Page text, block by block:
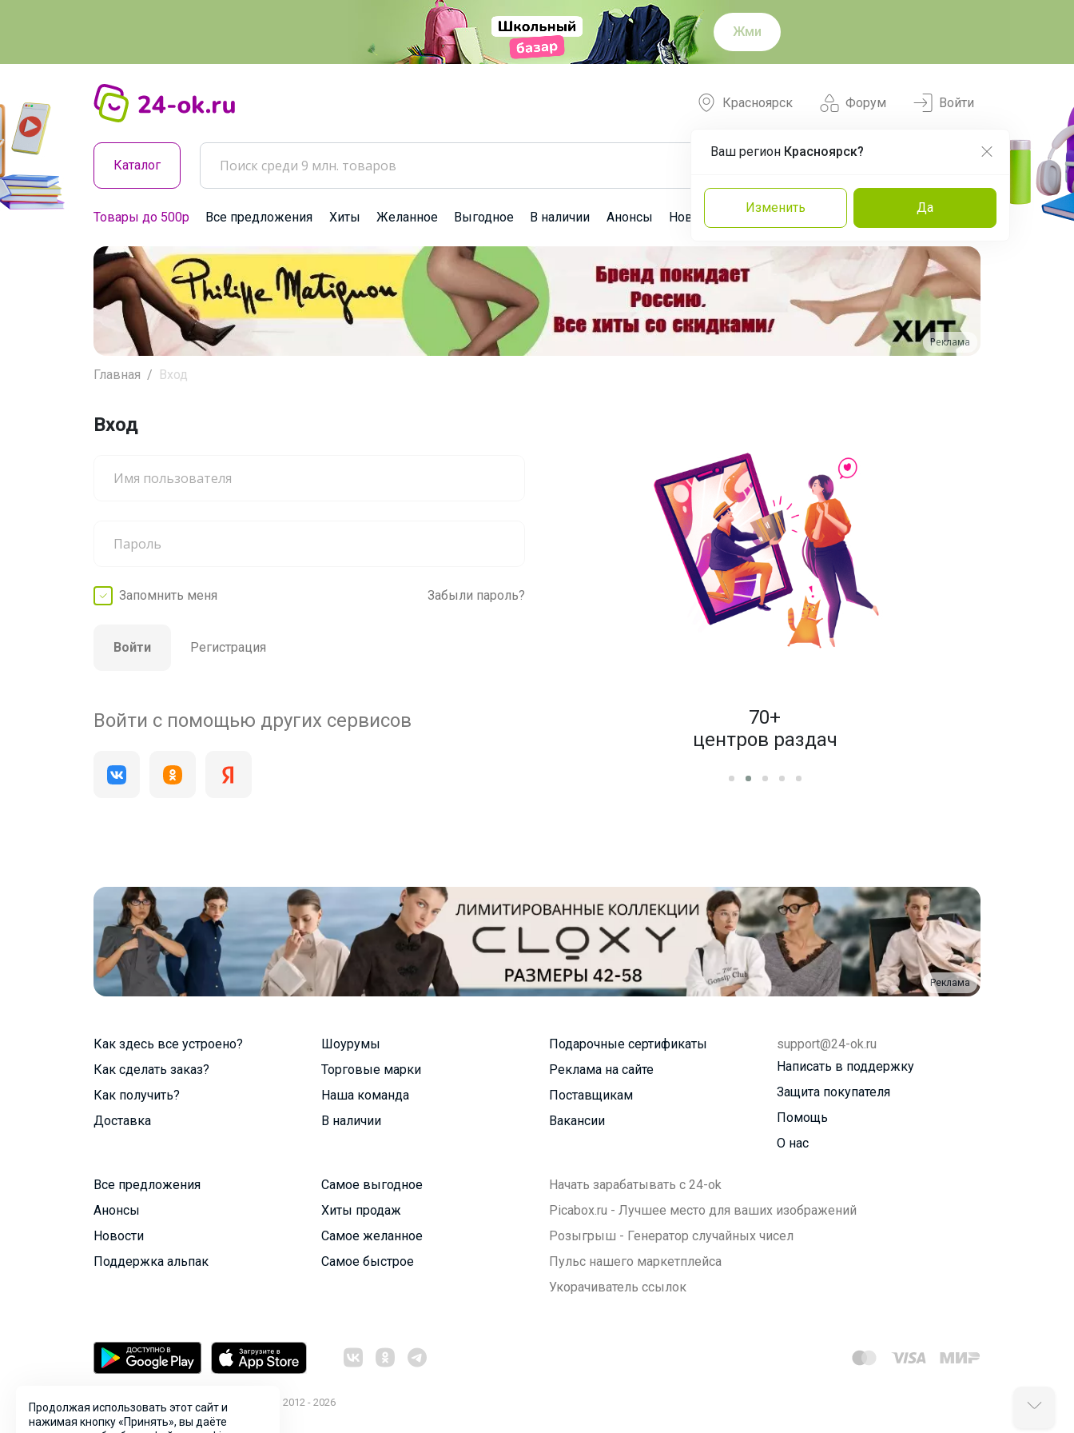
Жми
Форум
Красноярск
Ваш регион Красноярск?
Изменить Да
Войти
Каталог
Товары до 500р Все предложения Хиты Желанное Выгодное В наличии Анонсы Новости Команда Эксперты
Реклама
Главная Вход
Вход
Запомнить меня Забыли пароль?
Войти Регистрация
Войти с помощью других сервисов
200 000+
70+
центров раздач
Реклама
Как здесь все устроено?
Как сделать заказ?
Как получить?
Доставка
Шоурумы
Торговые марки
Наша команда
В наличии
Подарочные сертификаты
Реклама на сайте
Поставщикам
Вакансии
support@24-ok.ru
Написать в поддержку
Защита покупателя
Помощь
О нас
Все предложения
Анонсы
Новости
Поддержка альпак
Самое выгодное
Хиты продаж
Самое желанное
Самое быстрое
Начать зарабатывать с 24-ok
Picabox.ru - Лучшее место для ваших изображений
Розыгрыш - Генератор случайных чисел
Пульс нашего маркетплейса
Укорачиватель ссылок
© ООО "Лявита", ОГРН 1122468054070, 2012 - 2026
Политика конфиденциальности
Продолжая использовать этот сайт и
нажимая кнопку «Принять», вы даёте